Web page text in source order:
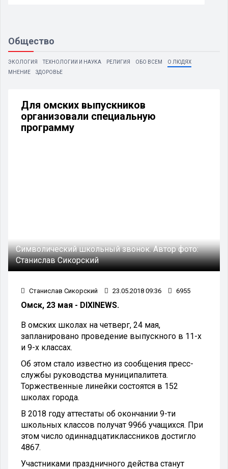
Общество
ЭКОЛОГИЯ ТЕХНОЛОГИИ И НАУКА РЕЛИГИЯ ОБО ВСЕМ
О ЛЮДЯХ
МНЕНИЕ
ЗДОРОВЬЕ
Для омских выпускников
организовали специальную
программу
Символический школьный звонок.Автор фото:
Станислав Сикорский
Станислав Сикорский 23.05.2018 09:36 6955
Омск, 23 мая - DIXINEWS.
В омских школах на четверг, 24 мая,
запланировано проведение выпускного в 11-х
и 9-х классах.
Об этом стало известно из сообщения пресс-
службы руководства муниципалитета.
Торжественные линейки состоятся в 152
школах города.
В 2018 году аттестаты об окончании 9-ти
школьных классов получат 9966 учащихся. При
этом число одиннадцатиклассников достигло
4867.
Участниками праздничного действа станут